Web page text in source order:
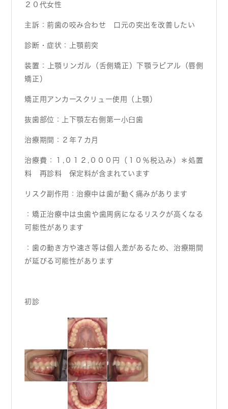
２０代女性
主訴：前歯の咬み合わせ 口元の突出を改善したい
診断・症状： 上顎前突
装置：
上顎リンガル（舌側矯正）下顎ラビアル（唇側
矯正）
矯正用アンカースクリュー使用（上顎）
抜歯部位： 上下顎左右側第一小臼歯
治療期間： ２年７カ月
治療費：
１,０１２,０００円（１０％税込み）＊処置
料 再診料 保定料が含まれています
リスク副作用： 治療中は歯が動く痛みがあります
：矯正治療中は虫歯や歯周病になるリスクが高くなる
可能性があります
：歯の動き方や速さ等は個人差があるため、治療期間
が延びる可能性があります
初診